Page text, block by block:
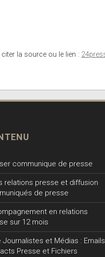
la source ou le lien :
communique de presse
relations presse et diffusion
de presse
en relations
sur 12 mois
Journalistes et Médias :
Presse et Fichiers